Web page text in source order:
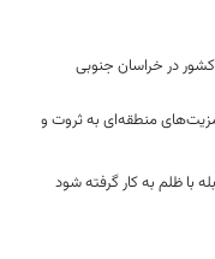
در خراسان جنوبی
منطقه‌ای به ثروت و
با ظلم به کار گرفته شود